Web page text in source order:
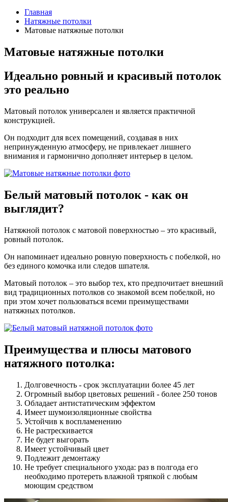
Главная
Натяжные потолки
Матовые натяжные потолки
Матовые натяжные потолки
Идеально ровный и красивый потолок
это реально
Матовый потолок универсален и является практичной
конструкцией.
Он подходит для всех помещений, создавая в них
непринужденную атмосферу, не привлекает лишнего
внимания и гармонично дополняет интерьер в целом.
Белый матовый потолок - как он
выглядит?
Натяжной потолок с матовой поверхностью – это красивый,
ровный потолок.
Он напоминает идеально ровную поверхность с побелкой, но
без единого комочка или следов шпателя.
Матовый потолок – это выбор тех, кто предпочитает внешний
вид традиционных потолков со знакомой всем побелкой, но
при этом хочет пользоваться всеми преимуществами
натяжных потолков.
Преимущества и плюсы матового
натяжного потолка:
Долговечность - срок эксплуатации более 45 лет
Огромный выбор цветовых решений - более 250 тонов
Обладает антистатическим эффектом
Имеет шумоизоляционные свойства
Устойчив к воспламенению
Не растрескивается
Не будет выгорать
Имеет устойчивый цвет
Подлежит демонтажу
Не требует специального ухода: раз в полгода его
необходимо протереть влажной тряпкой с любым
моющим средством